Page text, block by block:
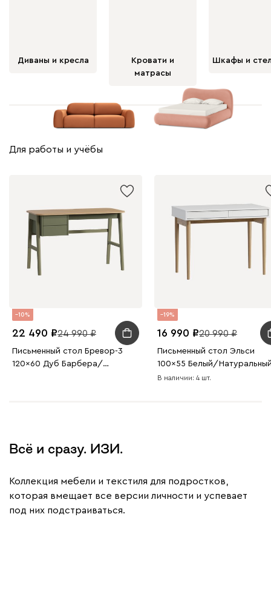
Диваны и кресла
Кровати и
матрасы
Шкафы и
Для работы и учёбы
10
22 490 24 990
Письменный стол Бревор-3
120x60 Дуб Барбера/
19
16 990 20 990
Письменный стол Эльси
100x55 Белый/
В наличии: 4 шт.
Всё и сразу. ИЗИ.
Коллекция мебели и текстиля для подростков,
которая вмещает все версии личности и успевает
под них подстраиваться.